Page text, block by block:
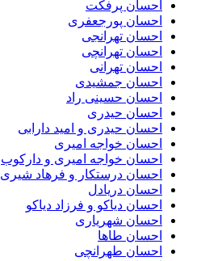
احسان پرفکت
احسان پورجعفری
احسان تهرانجی
احسان تهرانچی
احسان تهرانی
احسان جمشیدی
احسان حسینی راد
احسان حیدری
احسان حیدری و امید دارابی
احسان خواجه امیری
احسان خواجه امیری و دارکوب
احسان درستكار و فرهاد شيرى
احسان دریادل
احسان دیاکو و فرزاد دیاکو
احسان شهریاری
احسان طاها
احسان طهرانچی